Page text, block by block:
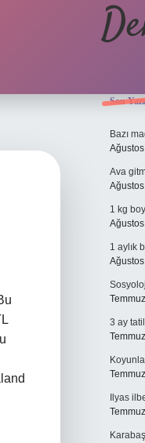
Son
Bazı
Ava
1 kg
1 aylık
3 ay
Ilyas